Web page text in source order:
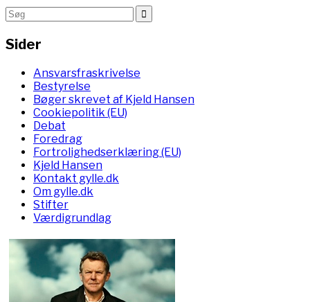
Sider
Ansvarsfraskrivelse
Bestyrelse
Bøger skrevet af Kjeld Hansen
Cookiepolitik (EU)
Debat
Foredrag
Fortrolighedserklæring (EU)
Kjeld Hansen
Kontakt gylle.dk
Om gylle.dk
Stifter
Værdigrundlag